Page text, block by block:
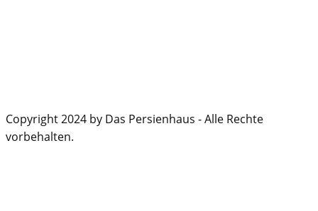
Copyright 2024 by Das Persienhaus - Alle Rechte
vorbehalten.